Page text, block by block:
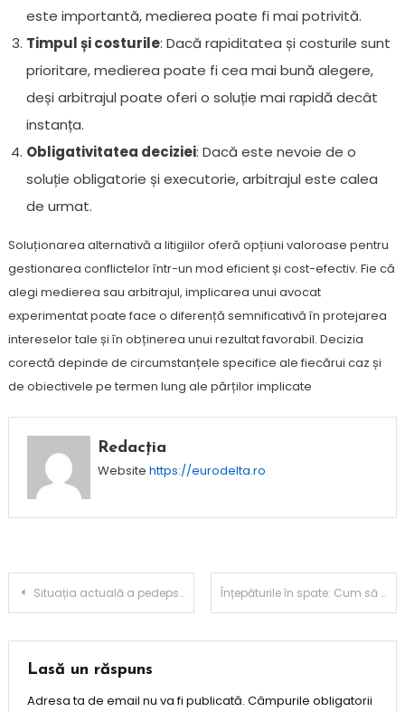
este importantă, medierea poate fi mai potrivită.
Timpul și costurile: Dacă rapiditatea și costurile sunt
prioritare, medierea poate fi cea mai bună alegere,
deși arbitrajul poate oferi o soluție mai rapidă decât
instanța.
Obligativitatea deciziei: Dacă este nevoie de o
soluție obligatorie și executorie, arbitrajul este calea
de urmat.
Soluționarea alternativă a litigiilor oferă opțiuni valoroase pentru
gestionarea conflictelor într-un mod eficient și cost-efectiv. Fie că
alegi medierea sau arbitrajul, implicarea unui avocat
experimentat poate face o diferență semnificativă în protejarea
intereselor tale și în obținerea unui rezultat favorabil. Decizia
corectă depinde de circumstanțele specifice ale fiecărui caz și
de obiectivele pe termen lung ale părților implicate
Redacția
Website https://eurodelta.ro
Navigare
în
articole
Situația actuală a pedepsei cu moartea în diverse țări Înțepăturile în spate: Cum să recunoști simptomele și să acționezi prompt
Lasă un răspuns
Adresa ta de email nu va fi publicată. Câmpurile obligatorii